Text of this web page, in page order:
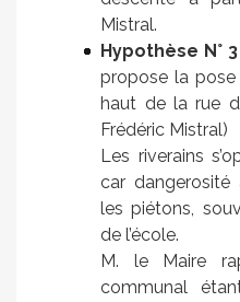
Mistral.
Hypothèse N°
propose la pose
haut de la rue
Frédéric Mistral)
Les riverains
car
les piétons,
de l’école.
M. le Maire
communal